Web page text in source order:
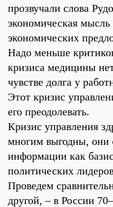
прозвучали слова
экономическая
экономических
Надо меньше
кризиса медицины
чувстве долга у
Этот кризис
его преодолевать.
Кризис управления
многим выгодны, они
информации как
политических
Проведем
другой, – в России